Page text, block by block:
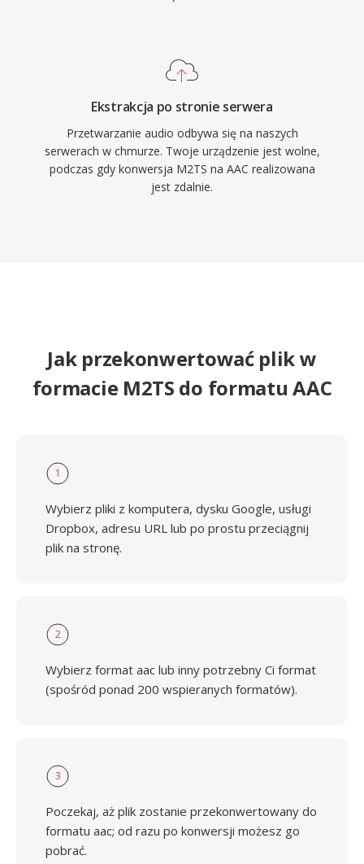
Ekstrakcja po stronie serwera
Przetwarzanie audio odbywa się na naszych
serwerach w chmurze. Twoje urządzenie jest wolne,
podczas gdy konwersja M2TS na AAC realizowana
jest zdalnie.
Jak przekonwertować plik w
formacie M2TS do formatu AAC
1
Wybierz pliki z komputera, dysku Google, usługi
Dropbox, adresu URL lub po prostu przeciągnij
plik na stronę.
2
Wybierz format aac lub inny potrzebny Ci format
(spośród ponad 200 wspieranych formatów).
3
Poczekaj, aż plik zostanie przekonwertowany do
formatu aac; od razu po konwersji możesz go
pobrać.